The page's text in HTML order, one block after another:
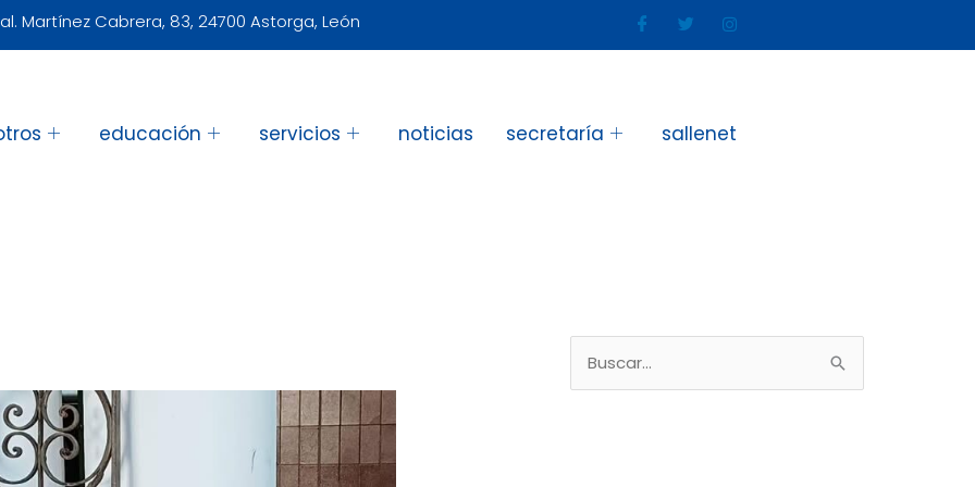
Martínez Cabrera, 83, 24700 Astorga, León
educación servicios noticias secretaría sallenet